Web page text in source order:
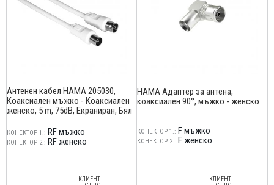
Антенен кабел HAMA 205030,
Коаксиален мъжко - Коаксиален
женско, 5 m, 75dB, Екраниран, Бял
КОНЕКТОР 1.: RF мъжко
КОНЕКТОР 2.: RF женско
КЛИЕНТ
HAMA Адаптер за антена,
коаксиален 90°, мъжко - женско
КОНЕКТОР 1.: F мъжко
КОНЕКТОР 2.: F женско
КЛИЕНТ